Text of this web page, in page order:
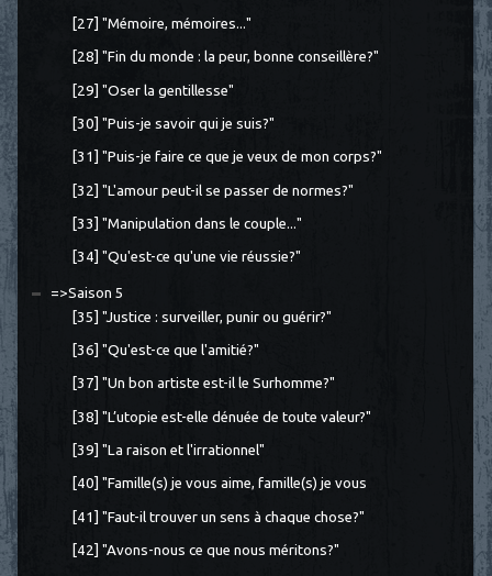
[27] "Mémoire, mémoires..."
[28] "Fin du monde : la peur, bonne conseillère?"
[29] "Oser la gentillesse"
[30] "Puis-je savoir qui je suis?"
[31] "Puis-je faire ce que je veux de mon corps?"
[32] "L'amour peut-il se passer de normes?"
[33] "Manipulation dans le couple..."
[34] "Qu'est-ce qu'une vie réussie?"
=>Saison 5
[35] "Justice : surveiller, punir ou guérir?"
[36] "Qu'est-ce que l'amitié?"
[37] "Un bon artiste est-il le Surhomme?"
[38] "L’utopie est-elle dénuée de toute valeur?"
[39] "La raison et l'irrationnel"
[40] "Famille(s) je vous aime, famille(s) je vous
[41] "Faut-il trouver un sens à chaque chose?"
[42] "Avons-nous ce que nous méritons?"